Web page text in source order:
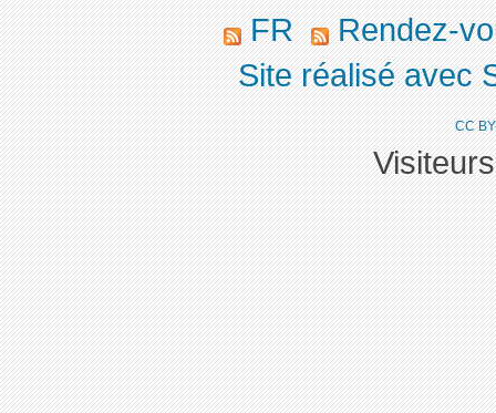
FR
Rendez-
Site réalisé avec
CC